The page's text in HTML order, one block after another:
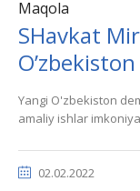
Maqola
SHavkat
O’zbekiston
Yangi O'zbekiston
amaliy ishlar
02.02.2022